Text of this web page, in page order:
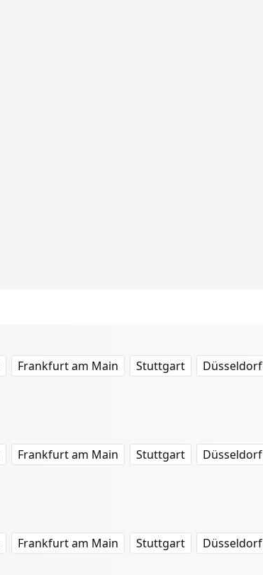
Frankfurt am Main Stuttgart Düsseldorf
Frankfurt am Main Stuttgart Düsseldorf
Frankfurt am Main Stuttgart Düsseldorf